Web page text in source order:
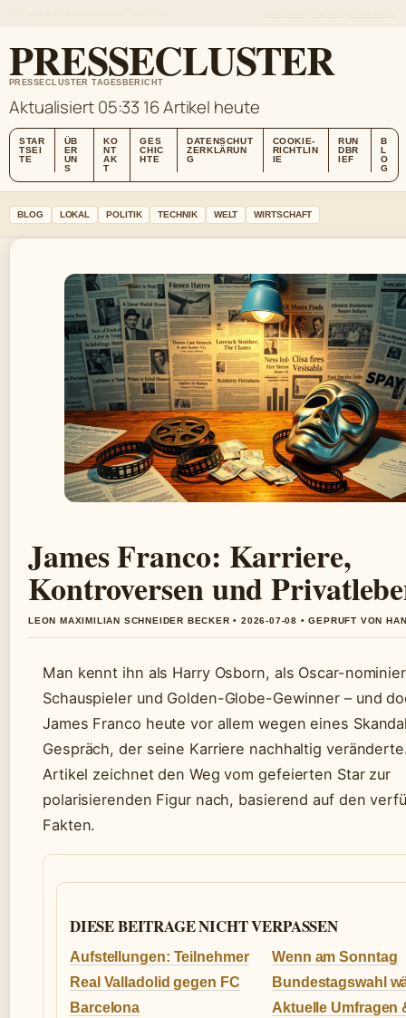
PRESSECLUSTER
PRESSECLUSTER TAGESBERICHT
Aktualisiert 05:33 16 Artikel heute
STAR
TSEI
TE
ÜB
ER
UN
S
KO
NT
AK
T
GES
CHIC
HTE
DATENSCHUT
ZERKLÄRUN
G
COOKIE-
RICHTLIN
IE
RUN
DBR
IEF
B
L
O
G
BLOG LOKAL POLITIK TECHNIK WELT WIRTSCHAFT
James Franco: Karriere,
Kontroversen und
LEON MAXIMILIAN SCHNEIDER BECKER • 2026-07-08 • GEPRUFT VON
Man kennt ihn als Harry Osborn, als Oscar-
Schauspieler und Golden-Globe-Gewinner – und
James Franco heute vor allem wegen eines
Gespräch, der seine Karriere nachhaltig
Artikel zeichnet den Weg vom gefeierten Star zur
polarisierenden Figur nach, basierend auf den
Fakten.
DIESE BEITRAGE NICHT VERPASSEN
Aufstellungen: Teilnehmer
Real Valladolid gegen FC
Barcelona
Wenn am Sonntag
Bundestagswahl
Aktuelle Umfragen